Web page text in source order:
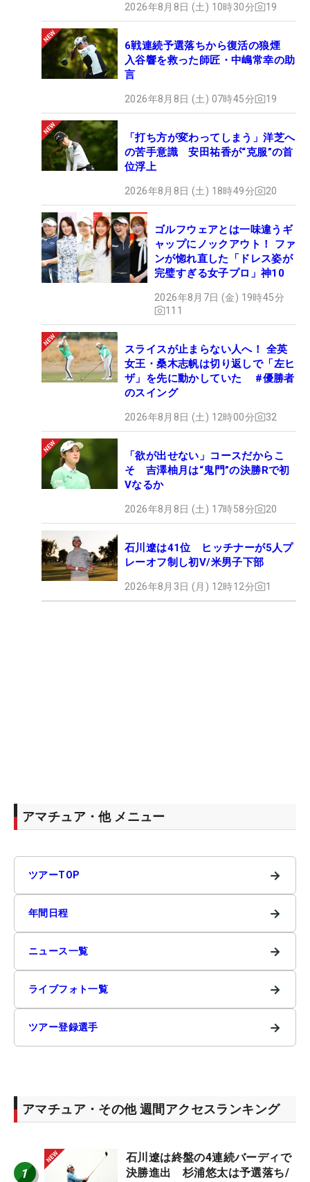
2026年8月8日 (土) 10時30分 19
6戦連続予選落ちから復活の狼煙
入谷響を救った師匠・中嶋常幸の助
言
2026年8月8日 (土) 07時45分 19
「打ち方が変わってしまう」洋芝へ
の苦手意識 安田祐香が“克服”の首
位浮上
2026年8月8日 (土) 18時49分 20
ゴルフウェアとは一味違うギ
ャップにノックアウト！ ファ
ンが惚れ直した「ドレス姿が
完璧すぎる女子プロ」神10
2026年8月7日 (金) 19時45分
111
スライスが止まらない人へ！ 全英
女王・桑木志帆は切り返しで「左ヒ
ザ」を先に動かしていた #優勝者
のスイング
2026年8月8日 (土) 12時00分 32
「欲が出せない」コースだからこ
そ 吉澤柚月は“鬼門”の決勝Rで初
Vなるか
2026年8月8日 (土) 17時58分 20
石川遼は41位 ヒッチナーが5人プ
レーオフ制し初V/米男子下部
2026年8月3日 (月) 12時12分 1
アマチュア・他 メニュー
ツアーTOP →
年間日程 →
ニュース一覧 →
ライブフォト一覧 →
ツアー登録選手 →
アマチュア・その他 週間アクセスランキング
1
石川遼は終盤の4連続バーディで
決勝進出 杉浦悠太は予選落ち/